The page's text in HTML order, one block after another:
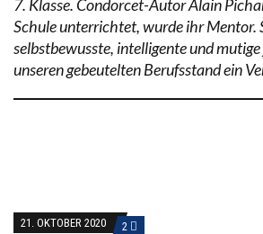
7. Klasse. Condorcet-Autor Alain
Schule unterrichtet, wurde ihr Mentor.
selbstbewusste, intelligente und
unseren gebeutelten Berufsstand ein
21. OKTOBER 2020 2